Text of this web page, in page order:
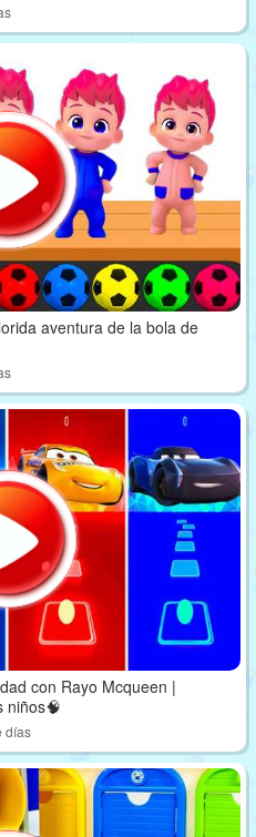
aventura de la bola de
con Rayo Mcqueen |
niños🧠
días